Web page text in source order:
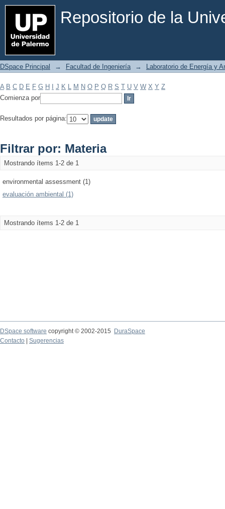
Repositorio de la
Filtrar por: Materia
DSpace Principal → Facultad de Ingeniería → Laboratorio de Energía y
A B C D E F G H J K L M N O P Q R S T U V W X Y Z
Comienza por
Resultados por página:
Filtrar por: Materia
Mostrando ítems 1-2 de 1
environmental assessment (1)
evaluación ambiental (1)
Mostrando ítems 1-2 de 1
DSpace software copyright © 2002-2015
DuraSpace
Contacto
Sugerencias